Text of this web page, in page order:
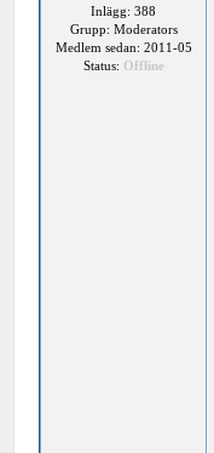
Inlägg: 388
Grupp: Moderators
Medlem sedan: 2011-05
Status: Offline